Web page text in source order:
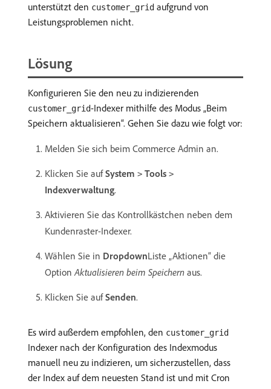
unterstützt den customer_grid aufgrund von
Leistungsproblemen nicht.
Lösung
Konfigurieren Sie den neu zu indizierenden
customer_grid-Indexer mithilfe des Modus „Beim
Speichern aktualisieren“. Gehen Sie dazu wie folgt vor:
Melden Sie sich beim Commerce Admin an.
Klicken Sie aufSystem > Tools >
Indexverwaltung.
Aktivieren Sie das Kontrollkästchen neben dem
Kundenraster-Indexer.
Wählen Sie in DropdownListe „Aktionen“ die
OptionAktualisieren beim Speichern aus.
Klicken Sie aufSenden.
Es wird außerdem empfohlen, den customer_grid
Indexer nach der Konfiguration des Indexmodus
manuell neu zu indizieren, um sicherzustellen, dass
der Index auf dem neuesten Stand ist und mit Cron